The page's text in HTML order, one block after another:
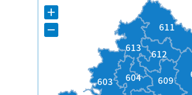
603 604 609
611
612
613
+
−